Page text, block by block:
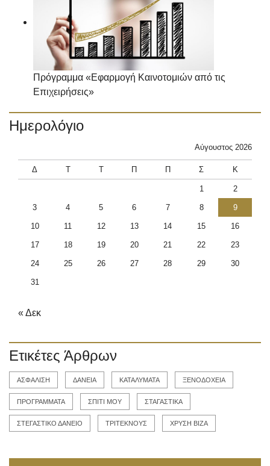
Πρόγραμμα «Εφαρμογή Καινοτομιών από τις
Επιχειρήσεις»
Ημερολόγιο
Αύγουστος 2026
Δ Τ Τ Π Π Σ Κ
1 2
3 4 5 6 7 8 9
10 11 12 13 14 15 16
17 18 19 20 21 22 23
24 25 26 27 28 29 30
31
« Δεκ
Ετικέτες Άρθρων
ΑΣΦΑΛΙΣΗ ΔΑΝΕΙΑ ΚΑΤΑΛΥΜΑΤΑ ΞΕΝΟΔΟΧΕΙΑ
ΠΡΟΓΡΑΜΜΑΤΑ ΣΠΙΤΙ ΜΟΥ ΣΤΑΓΑΣΤΙΚΑ
ΣΤΕΓΑΣΤΙΚΟ ΔΑΝΕΙΟ ΤΡΙΤΕΚΝΟΥΣ ΧΡΥΣΗ ΒΙΖΑ